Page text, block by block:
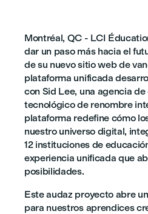
Montréal, QC - LCI
dar un paso más hacia el
de su nuevo sitio web de
plataforma unificada
con Sid Lee, una agencia
tecnológico de renombre
plataforma redefine cómo
nuestro universo digital,
12 instituciones de
experiencia unificada que
posibilidades.
Este audaz proyecto abre
para nuestros aprendices